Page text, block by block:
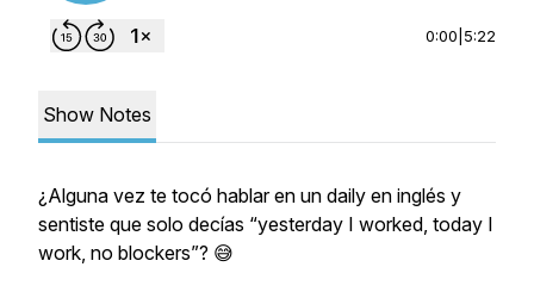
0:00 5:22
Show Notes
¿Alguna vez te tocó hablar en un daily en inglés y
sentiste que solo decías “yesterday I worked, today I
work, no blockers”? 😅